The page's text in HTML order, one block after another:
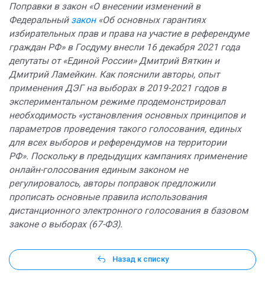
Поправки в закон «О внесении изменений в
Федеральный закон«Об основных гарантиях
избирательных прав и права на участие в референдуме
граждан РФ» в Госдуму внесли 16 декабря 2021 года
депутаты от «Единой России» Дмитрий Вяткин и
Дмитрий Ламейкин. Как пояснили авторы, опыт
применения ДЭГ на выборах в 2019-2021 годов в
экспериментальном режиме продемонстрировал
необходимость «установления основных принципов и
параметров проведения такого голосования, единых
для всех выборов и референдумов на территории
РФ». Поскольку в предыдущих кампаниях применение
онлайн-голосования единым законом не
регулировалось, авторы поправок предложили
прописать основные правила использования
дистанционного электронного голосования в базовом
законе о выборах (67-ФЗ).
Назад к списку